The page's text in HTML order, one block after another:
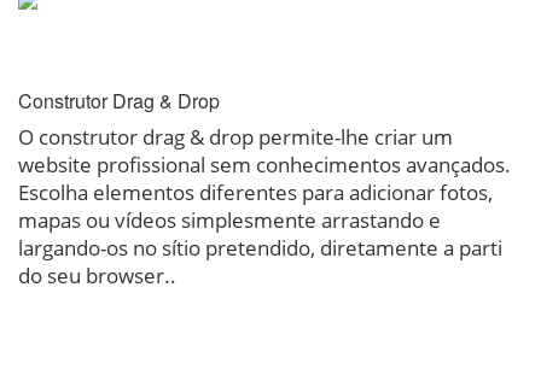
Construtor Drag & Drop
O construtor drag & drop permite-lhe criar um
website profissional sem conhecimentos avançados.
Escolha elementos diferentes para adicionar fotos,
mapas ou vídeos simplesmente arrastando e
largando-os no sítio pretendido, diretamente a parti
do seu browser..